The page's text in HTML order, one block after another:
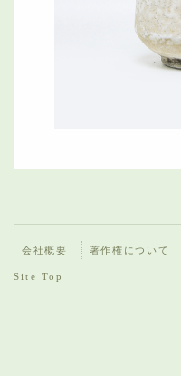
会社概要 著作権について
Site Top